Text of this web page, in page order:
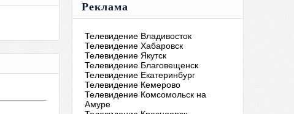
Реклама
Телевидение Владивосток
Телевидение Хабаровск
Телевидение Якутск
Телевидение Благовещенск
Телевидение Екатеринбург
Телевидение Кемерово
Телевидение Комсомольск на
Амуре